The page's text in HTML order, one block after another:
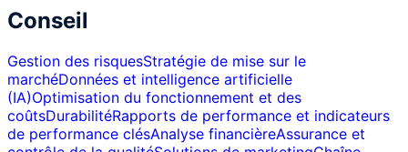
Conseil
Gestion des risquesStratégie de mise sur le
marchéDonnées et intelligence artificielle
(IA)Optimisation du fonctionnement et des
coûtsDurabilitéRapports de performance et indicateurs
de performance clésAnalyse financièreAssurance et